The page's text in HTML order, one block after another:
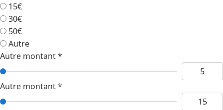
15€
30€
50€
Autre
Autre montant*
Autre montant*